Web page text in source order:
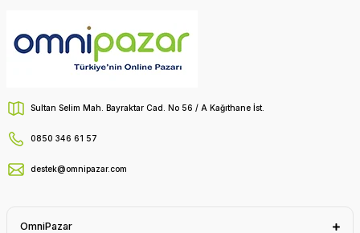
Sultan Selim Mah. Bayraktar Cad. No 56 / A Kağıthane İst.
0850 346 61 57
destek@omnipazar.com
OmniPazar